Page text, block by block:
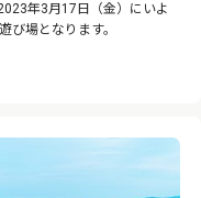
年3月17日（金）にいよ
び場となります。